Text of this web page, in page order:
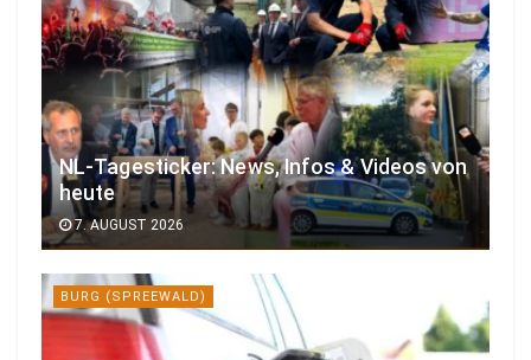
NL-Tagesticker: News, Infos & Videos von
heute
7. AUGUST 2026
BURG (SPREEWALD)